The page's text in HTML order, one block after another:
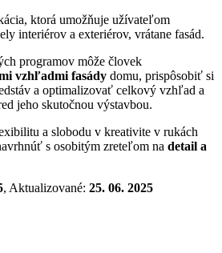
ktorá umožňuje užívateľom
interiérov a exteriérov, vrátane fasád.
programov môže človek
vzhľadmi fasády domu, prispôsobiť si
a optimalizovať celkový vzhľad a
jeho skutočnou výstavbou.
a slobodu v kreativite v rukách
s osobitým zreteľom na detail a
, Aktualizované: 25. 06. 2025